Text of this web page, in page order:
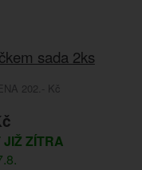
sada 2ks
202.- Kč
JIŽ ZÍTRA